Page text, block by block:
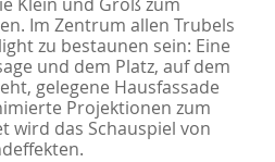
Im Zentrum allen Trubels
zu bestaunen sein: Eine
und dem Platz, auf dem
gelegene Hausfassade
Projektionen zum
wird das Schauspiel von